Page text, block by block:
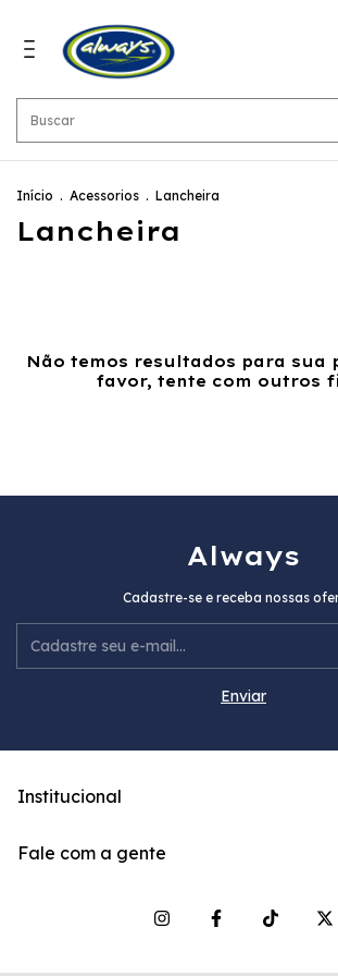
Início . Acessorios . Lancheira
Lancheira
Não temos resultados para sua
favor, tente com outros
Always
Cadastre-se e receba nossas
Institucional
Fale com a gente